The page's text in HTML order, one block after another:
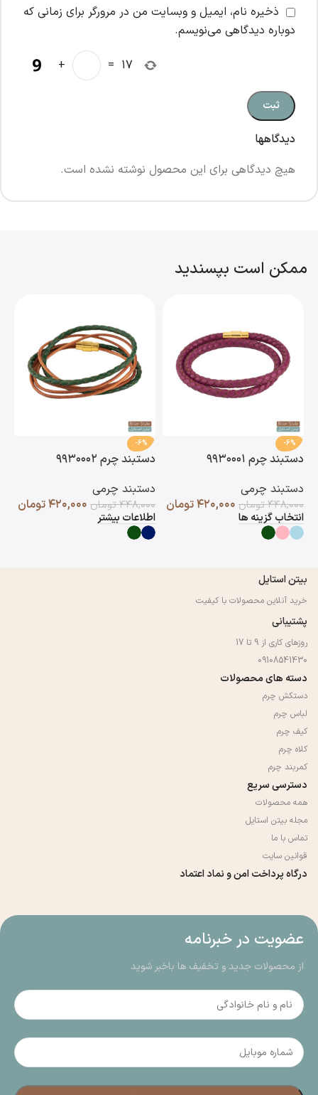
دیدگاهها
هیچ دیدگاهی برای این محصول نوشته نشده است.
ذخیره نام، ایمیل و وبسایت من در مرورگر برای زمانی که
دوباره دیدگاهی می‌نویسم.
+ = 17
ممکن است بپسندید
-6%
دستبند چرم ۹۹۳۰۰۰۱
دستبند چرمی
۴۴۸,۰۰۰تومان ۴۲۰,۰۰۰تومان
انتخاب گزینه ها
-6%
دستبند چرم ۹۹۳۰۰۰۲
دستبند چرمی
۴۴۸,۰۰۰تومان ۴۲۰,۰۰۰تومان
اطلاعات بیشتر
بیتن استایل
خرید آنلاین محصولات با کیفیت
پشتیبانی
روزهای کاری از 9 تا 17
09108541430
دسته های محصولات
دستکش چرم
لباس چرم
کیف چرم
کلاه چرم
کمربند چرم
دسترسی سریع
همه محصولات
مجله بیتن استایل
تماس با ما
قوانین سایت
درگاه پرداخت امن و نماد اعتماد
عضویت در خبرنامه
از محصولات جدید و تخفیف ها باخبر شوید